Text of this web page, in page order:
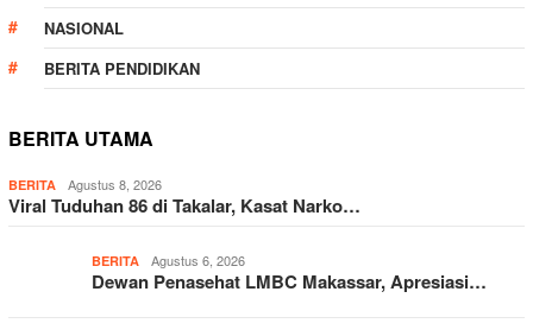
NASIONAL
BERITA PENDIDIKAN
BERITA UTAMA
BERITA Agustus 8, 2026
Viral Tuduhan 86 di Takalar, Kasat Narko…
BERITA Agustus 6, 2026
Dewan Penasehat LMBC Makassar, Apresiasi…